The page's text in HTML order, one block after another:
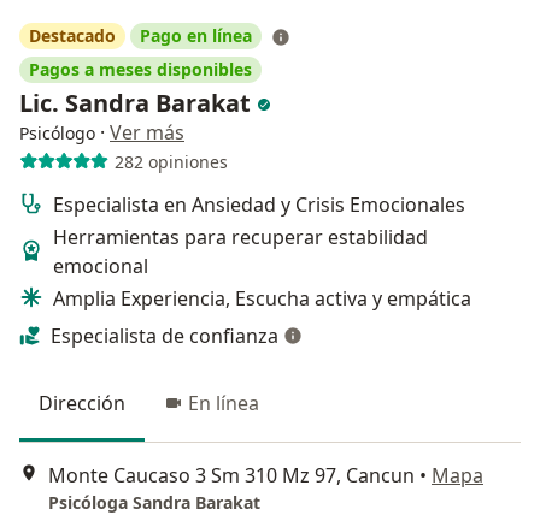
Destacado
Pago en línea
Pagos a meses disponibles
Lic. Sandra Barakat
Psicólogo · Ver más
282 opiniones
Especialista en Ansiedad y Crisis Emocionales
Herramientas para recuperar estabilidad
emocional
Amplia Experiencia, Escucha activa y empática
Especialista de confianza
Dirección En línea
Monte Caucaso 3 Sm 310 Mz 97, Cancun • Mapa
Psicóloga Sandra Barakat